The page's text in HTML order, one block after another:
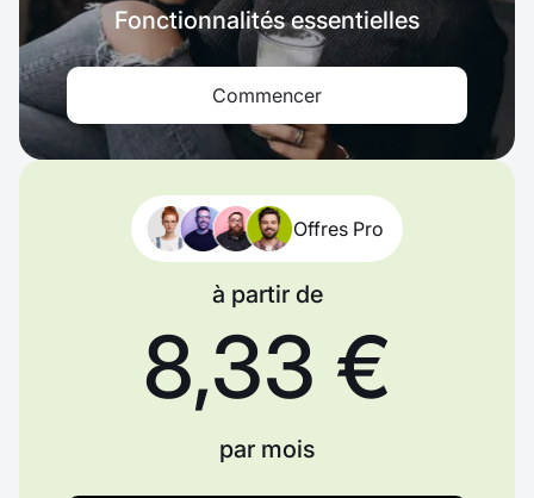
Fonctionnalités essentielles
Commencer
Offres Pro
à partir de
8,33 €
par mois